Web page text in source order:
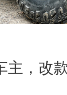
主，改